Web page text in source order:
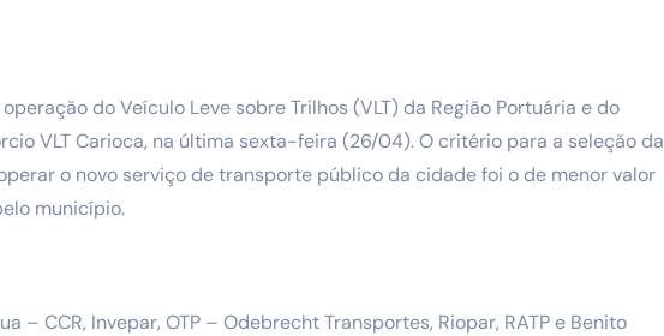
do Veículo Leve sobre Trilhos (VLT) da Região Portuária e do
VLT Carioca, na última sexta-feira (26/04). O critério para a seleção da
o novo serviço de transporte público da cidade foi o de menor valor
município.
– CCR, Invepar, OTP – Odebrecht Transportes, Riopar, RATP e Benito